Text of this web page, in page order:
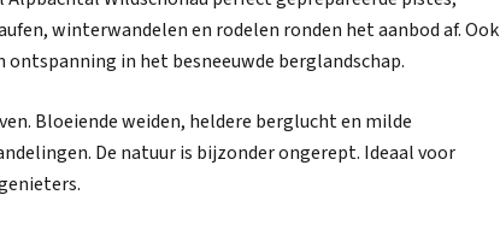
winterwandelen en rodelen ronden het aanbod af. Ook
in het besneeuwde berglandschap.
Bloeiende weiden, heldere berglucht en milde
De natuur is bijzonder ongerept. Ideaal voor